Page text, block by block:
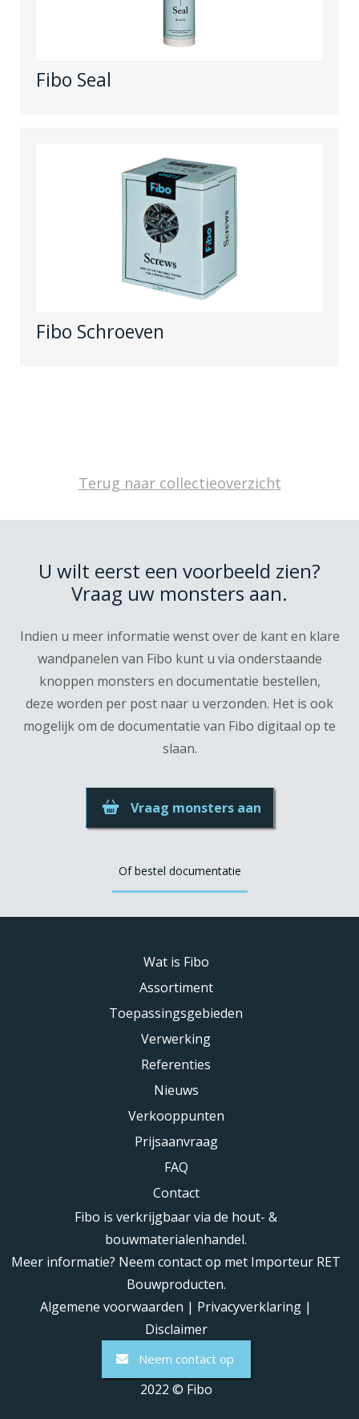
Fibo Seal
Fibo Schroeven
Terug naar collectieoverzicht
U wilt eerst een voorbeeld zien?
Vraag uw monsters aan.
Indien u meer informatie wenst over de kant en klare
wandpanelen van Fibo kunt u via onderstaande
knoppen monsters en documentatie bestellen,
deze worden per post naar u verzonden. Het is ook
mogelijk om de documentatie van Fibo digitaal op te
slaan.
Vraag monsters aan
Of bestel documentatie
Wat is Fibo
Assortiment
Toepassingsgebieden
Verwerking
Referenties
Nieuws
Verkooppunten
Prijsaanvraag
FAQ
Contact
Fibo is verkrijgbaar via de hout- &
bouwmaterialenhandel.
Meer informatie? Neem contact op met Importeur RET
Bouwproducten.
Algemene voorwaarden | Privacyverklaring |
Disclaimer
Neem contact op
2022 © Fibo